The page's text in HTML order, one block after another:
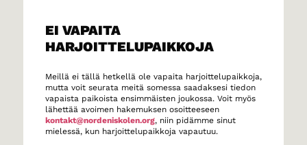
EI VAPAITA
HARJOITTELUPAIKKOJA
Meillä ei tällä hetkellä ole vapaita harjoittelupaikkoja,
mutta voit seurata meitä somessa saadaksesi tiedon
vapaista paikoista ensimmäisten joukossa. Voit myös
lähettää avoimen hakemuksen osoitteeseen
kontakt@nordeniskolen.org, niin pidämme sinut
mielessä, kun harjoittelupaikkoja vapautuu.